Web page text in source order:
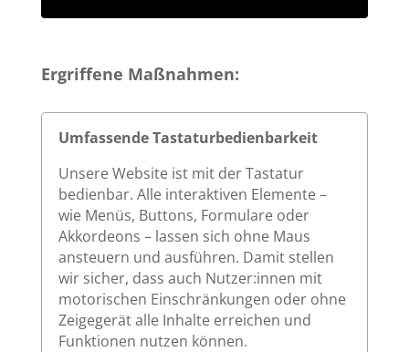
Ergriffene Maßnahmen:
Umfassende Tastaturbedienbarkeit
Unsere Website ist mit der Tastatur
bedienbar. Alle interaktiven Elemente –
wie Menüs, Buttons, Formulare oder
Akkordeons – lassen sich ohne Maus
ansteuern und ausführen. Damit stellen
wir sicher, dass auch Nutzer:innen mit
motorischen Einschränkungen oder ohne
Zeigegerät alle Inhalte erreichen und
Funktionen nutzen können.